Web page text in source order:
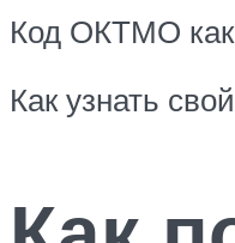
Код ОКТМО как
Как узнать